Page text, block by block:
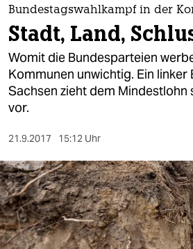
themen
politik
öko
gesellschaft
kultur
sport
berlin
nord
Bundestagswahlkampf in der
Stadt, Land,
Womit die Bundesparteien
Kommunen unwichtig. Ein
Sachsen zieht dem Mindestlohn
vor.
21.9.2017 15:12 Uhr